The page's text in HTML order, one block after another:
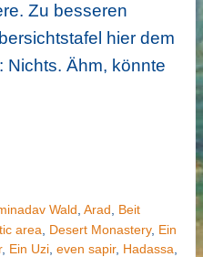
Zu besseren
hier dem
Nichts. Ähm, könnte
Wald Arad
Beit
area Desert Monastery, Ein
, Ein Uzi, even sapir, Hadassa